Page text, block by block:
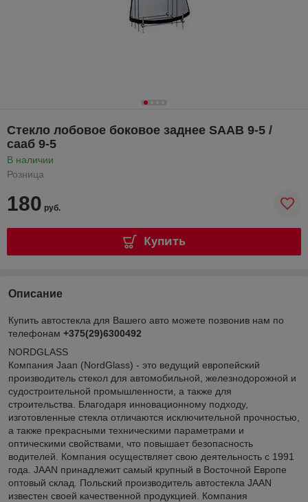
Стекло лобовое боковое заднее SAAB 9-5 /
сааб 9-5
В наличии
Розница
180 руб.
Купить
Описание
Купить автостекла для Вашего авто можете позвонив нам по
телефонам +375(29)6300492
NORDGLASS
Компания Jaan (NordGlass) - это ведущий европейский
производитель стекол для автомобильной, железнодорожной и
судостроительной промышленности, а также для
строительства. Благодаря инновационному подходу,
изготовленные стекла отличаются исключительной прочностью,
а также прекрасными техническими параметрами и
оптическими свойствами, что повышает безопасность
водителей. Компания осуществляет свою деятельность с 1991
года. JAAN принадлежит самый крупный в Восточной Европе
оптовый склад. Польский производитель автостекла JAAN
известен своей качественной продукцией. Компания